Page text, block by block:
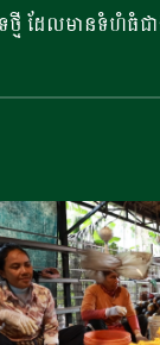
ទថ្មី ដែលមានទំហំធំ